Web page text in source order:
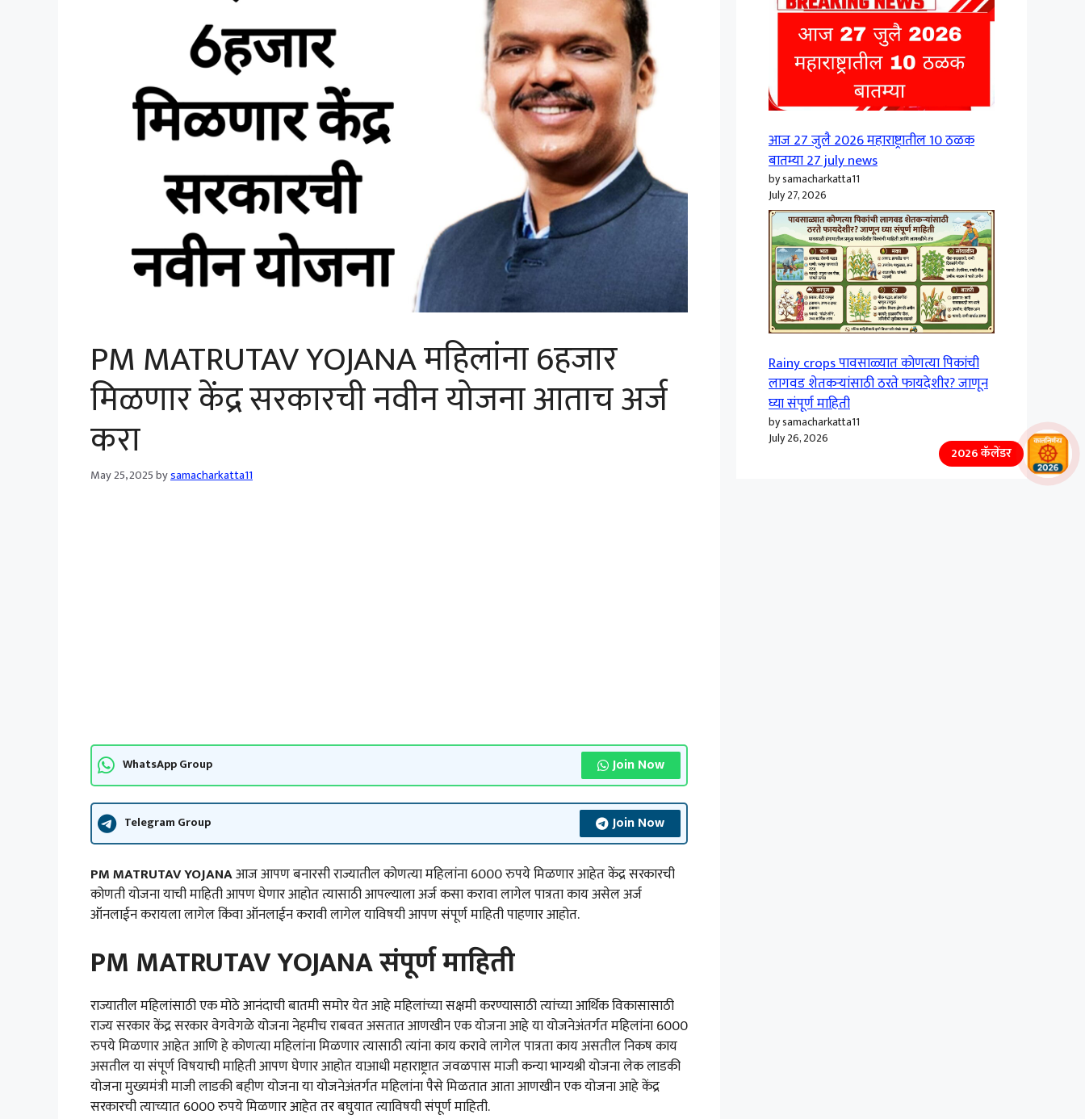
PM MATRUTAV YOJANA महिलांना 6हजार
मिळणार केंद्र सरकारची नवीन योजना आताच अर्ज
करा
May 25, 2025bysamacharkatta11
WhatsApp Group Join Now
Telegram Group Join Now
PM MATRUTAV YOJANAआज आपण बनारसी राज्यातील कोणत्या महिलांना 6000 रुपये मिळणार आहेत केंद्र सरकारची
कोणती योजना याची माहिती आपण घेणार आहोत त्यासाठी आपल्याला अर्ज कसा करावा लागेल पात्रता काय असेल अर्ज
ऑनलाईन करायला लागेल किंवा ऑनलाईन करावी लागेल याविषयी आपण संपूर्ण माहिती पाहणार आहोत.
PM MATRUTAV YOJANA संपूर्ण माहिती
राज्यातील महिलांसाठी एक मोठे आनंदाची बातमी समोर येत आहे महिलांच्या सक्षमी करण्यासाठी त्यांच्या आर्थिक विकासासाठी
राज्य सरकार केंद्र सरकार वेगवेगळे योजना नेहमीच राबवत असतात आणखीन एक योजना आहे या योजनेअंतर्गत महिलांना 6000
रुपये मिळणार आहेत आणि हे कोणत्या महिलांना मिळणार त्यासाठी त्यांना काय करावे लागेल पात्रता काय असतील निकष काय
असतील या संपूर्ण विषयाची माहिती आपण घेणार आहोत याआधी महाराष्ट्रात जवळपास माजी कन्या भाग्यश्री योजना लेक लाडकी
योजना मुख्यमंत्री माजी लाडकी बहीण योजना या योजनेअंतर्गत महिलांना पैसे मिळतात आता आणखीन एक योजना आहे केंद्र
सरकारची त्याच्यात 6000 रुपये मिळणार आहेत तर बघुयात त्याविषयी संपूर्ण माहिती.
आज 27 जुलै 2026 महाराष्ट्रातील 10 ठळक
बातम्या 27 july news
by samacharkatta11
July 27, 2026
Rainy crops पावसाळ्यात कोणत्या पिकांची
लागवड शेतकऱ्यांसाठी ठरते फायदेशीर? जाणून
घ्या संपूर्ण माहिती
by samacharkatta11
July 26, 2026
2026 कॅलेंडर